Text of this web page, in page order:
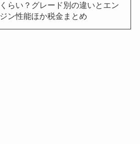
くらい？グレード別の違いとエン
ジン性能ほか税金まとめ